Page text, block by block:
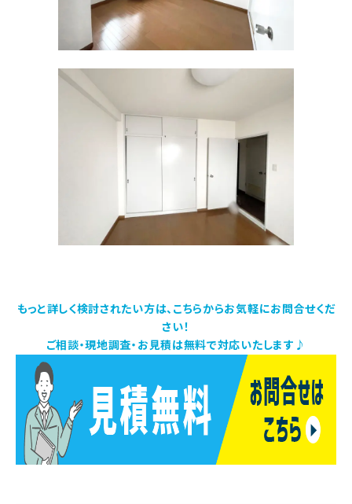
もっと詳しく検討されたい方は、こちらからお気軽にお問合せくだ
さい！
ご相談・現地調査・お見積は無料で対応いたします♪